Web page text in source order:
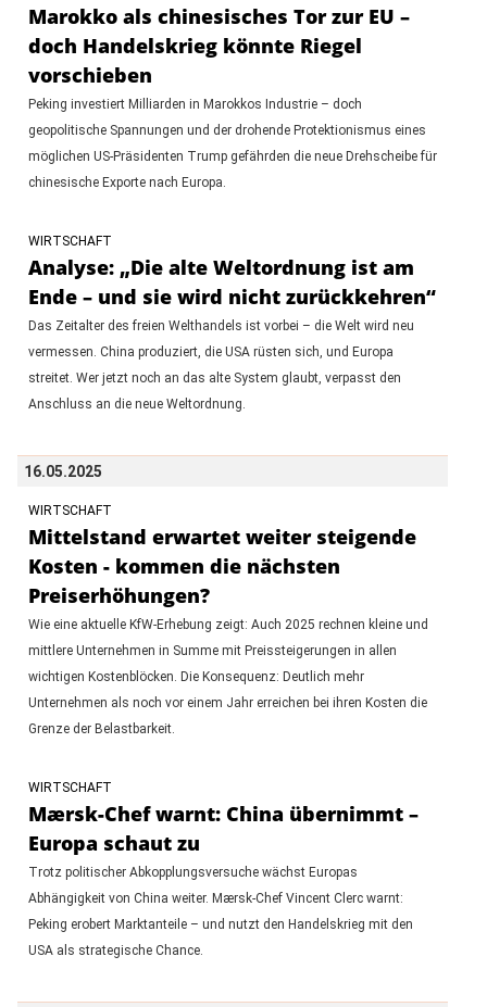
Marokko als chinesisches Tor zur EU –
doch Handelskrieg könnte Riegel
vorschieben
Peking investiert Milliarden in Marokkos Industrie – doch
geopolitische Spannungen und der drohende Protektionismus eines
möglichen US-Präsidenten Trump gefährden die neue Drehscheibe für
chinesische Exporte nach Europa.
WIRTSCHAFT
Analyse: „Die alte Weltordnung ist am
Ende – und sie wird nicht zurückkehren“
Das Zeitalter des freien Welthandels ist vorbei – die Welt wird neu
vermessen. China produziert, die USA rüsten sich, und Europa
streitet. Wer jetzt noch an das alte System glaubt, verpasst den
Anschluss an die neue Weltordnung.
16.05.2025
WIRTSCHAFT
Mittelstand erwartet weiter steigende
Kosten - kommen die nächsten
Preiserhöhungen?
Wie eine aktuelle KfW-Erhebung zeigt: Auch 2025 rechnen kleine und
mittlere Unternehmen in Summe mit Preissteigerungen in allen
wichtigen Kostenblöcken. Die Konsequenz: Deutlich mehr
Unternehmen als noch vor einem Jahr erreichen bei ihren Kosten die
Grenze der Belastbarkeit.
WIRTSCHAFT
Mærsk-Chef warnt: China übernimmt –
Europa schaut zu
Trotz politischer Abkopplungsversuche wächst Europas
Abhängigkeit von China weiter. Mærsk-Chef Vincent Clerc warnt:
Peking erobert Marktanteile – und nutzt den Handelskrieg mit den
USA als strategische Chance.